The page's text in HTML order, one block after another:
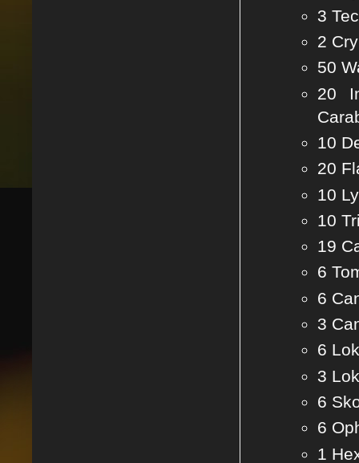
3
2
50
20
10
20
10
10
19
6
6
3
6
3
6
6
1